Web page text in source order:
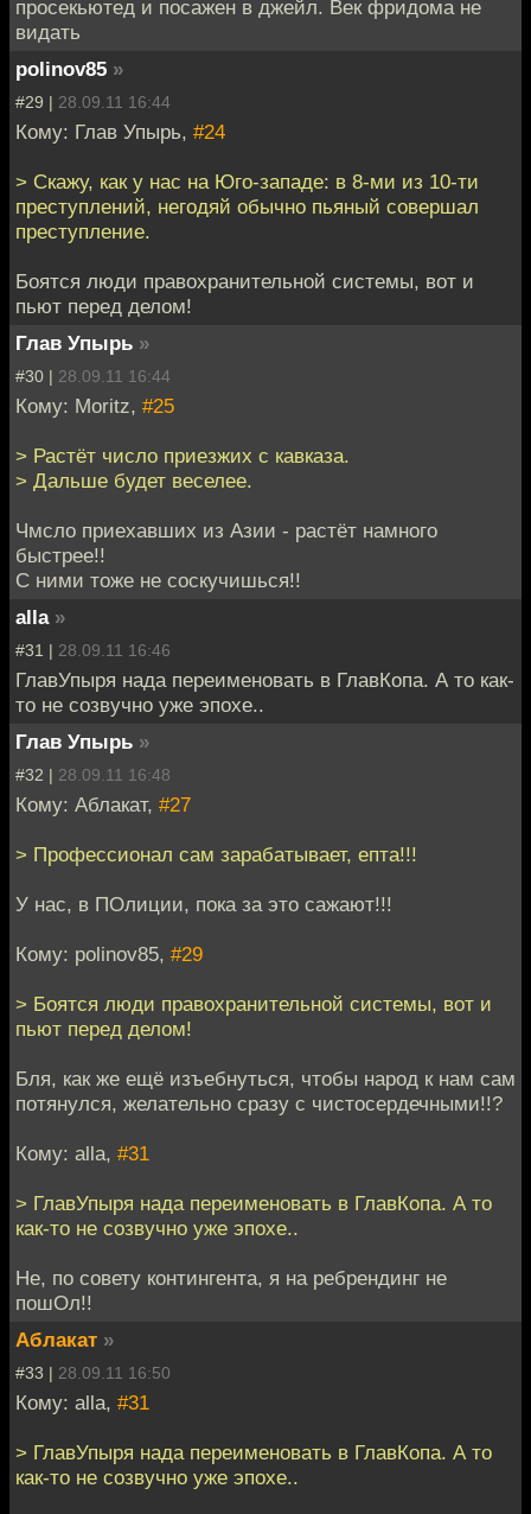
просекьютед и посажен в джейл. Век фридома не
видать
polinov85 »
#29 | 28.09.11 16:44
Кому: Глав Упырь, #24
> Скажу, как у нас на Юго-западе: в 8-ми из 10-ти
преступлений, негодяй обычно пьяный совершал
преступление.
Боятся люди правохранительной системы, вот и
пьют перед делом!
Глав Упырь »
#30 | 28.09.11 16:44
Кому: Moritz, #25
> Растёт число приезжих с кавказа.
> Дальше будет веселее.
Чмсло приехавших из Азии - растёт намного
быстрее!!
С ними тоже не соскучишься!!
alla »
#31 | 28.09.11 16:46
ГлавУпыря нада переименовать в ГлавКопа. А то как-
то не созвучно уже эпохе..
Глав Упырь »
#32 | 28.09.11 16:48
Кому: Аблакат, #27
> Профессионал сам зарабатывает, епта!!!
У нас, в ПОлиции, пока за это сажают!!!
Кому: polinov85, #29
> Боятся люди правохранительной системы, вот и
пьют перед делом!
Бля, как же ещё изъебнуться, чтобы народ к нам сам
потянулся, желательно сразу с чистосердечными!!?
Кому: alla, #31
> ГлавУпыря нада переименовать в ГлавКопа. А то
как-то не созвучно уже эпохе..
Не, по совету контингента, я на ребрендинг не
пошОл!!
Аблакат »
#33 | 28.09.11 16:50
Кому: alla, #31
> ГлавУпыря нада переименовать в ГлавКопа. А то
как-то не созвучно уже эпохе..